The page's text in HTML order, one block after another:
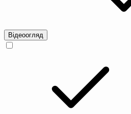
Відеоогляд